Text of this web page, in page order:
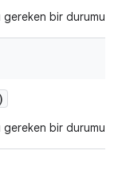
gereken bir durumu
gereken bir durumu